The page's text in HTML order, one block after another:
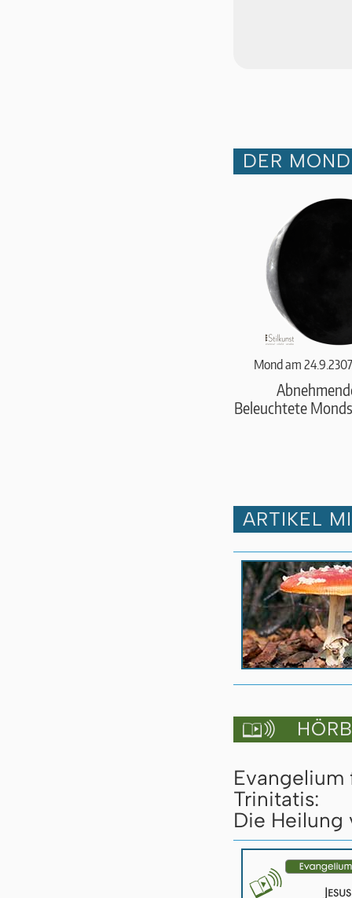
DER
Mond am
Beleuchtete
ARTIKEL

Evangelium
Trinitatis:
Die Heilung